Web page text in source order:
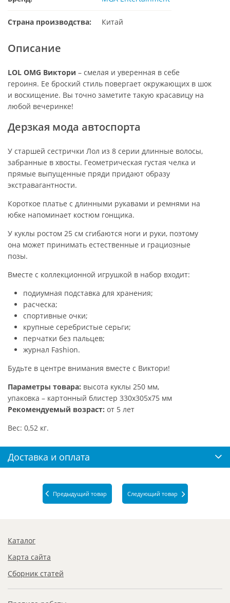
Страна производства: Китай
Описание
LOL OMG Виктори – смелая и уверенная в себе
героиня. Ее броский стиль повергает окружающих в шок
и восхищение. Вы точно заметите такую красавицу на
любой вечеринке!
Дерзкая мода автоспорта
У старшей сестрички Лол из 8 серии длинные волосы,
забранные в хвосты. Геометрическая густая челка и
прямые выпущенные пряди придают образу
экстравагантности.
Короткое платье с длинными рукавами и ремнями на
юбке напоминает костюм гонщика.
У куклы ростом 25 см сгибаются ноги и руки, поэтому
она может принимать естественные и грациозные
позы.
Вместе с коллекционной игрушкой в набор входит:
подиумная подставка для хранения;
расческа;
спортивные очки;
крупные серебристые серьги;
перчатки без пальцев;
журнал Fashion.
Будьте в центре внимания вместе с Виктори!
Параметры товара: высота куклы 250 мм,
упаковка – картонный блистер 330х305х75 мм
Рекомендуемый возраст: от 5 лет
Вес: 0,52 кг.
Доставка и оплата
Предыдущий товар Следующий товар
Каталог
Карта сайта
Сборник статей